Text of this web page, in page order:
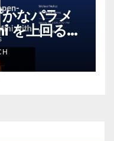
なパラメ
を上回る新
デルをリ